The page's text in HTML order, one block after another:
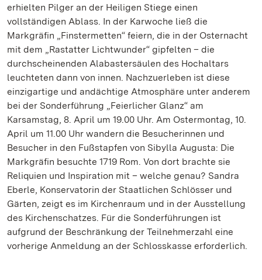
erhielten Pilger an der Heiligen Stiege einen
vollständigen Ablass. In der Karwoche ließ die
Markgräfin „Finstermetten“ feiern, die in der Osternacht
mit dem „Rastatter Lichtwunder“ gipfelten – die
durchscheinenden Alabastersäulen des Hochaltars
leuchteten dann von innen. Nachzuerleben ist diese
einzigartige und andächtige Atmosphäre unter anderem
bei der Sonderführung „Feierlicher Glanz“ am
Karsamstag, 8. April um 19.00 Uhr. Am Ostermontag, 10.
April um 11.00 Uhr wandern die Besucherinnen und
Besucher in den Fußstapfen von Sibylla Augusta: Die
Markgräfin besuchte 1719 Rom. Von dort brachte sie
Reliquien und Inspiration mit – welche genau? Sandra
Eberle, Konservatorin der Staatlichen Schlösser und
Gärten, zeigt es im Kirchenraum und in der Ausstellung
des Kirchenschatzes. Für die Sonderführungen ist
aufgrund der Beschränkung der Teilnehmerzahl eine
vorherige Anmeldung an der Schlosskasse erforderlich.